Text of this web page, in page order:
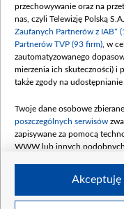
Data
(wpłata
Data
kwiecień 180
czerwca 90
4 sierpnia
przechowywanie oraz na
nas, czyli Telewizję Polską
Zaufanych Partnerów z IAB*
Partnerów TVP (93 firm) , w
zautomatyzowanego
mierzenia ich skuteczności) i
także zgody na
Twoje dane osobowe
poszczególnych serwisów
zapisywane za pomocą
WWW lub innych
Akceptuję